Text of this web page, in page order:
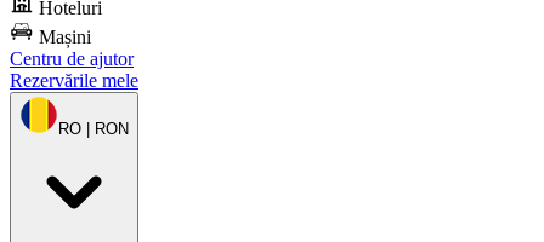
Hoteluri
Mașini
Centru de ajutor
Rezervările mele
RO | RON